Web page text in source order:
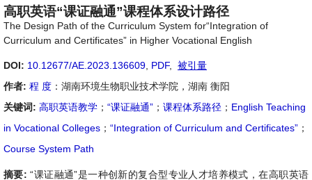
高职英语“课证融通”课程体系设计路径
The Design Path of the Curriculum System for“Integration of
Curriculum and Certificates” in Higher Vocational English
DOI: 10.12677/AE.2023.136609 PDF,
被引量
作者: 程 度 ：湖南环境生物职业技术学院，湖南 衡阳
关键词: 高职英语教学 ； “课证融通” ； 课程体系路径 ； English Teaching
in Vocational Colleges ； “Integration of Curriculum and Certificates” ；
Course System Path
摘要:“课证融通”是一种创新的复合型专业人才培养模式，在高职英语